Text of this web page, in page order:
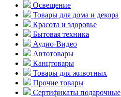
Освещение
Товары для дома и декора
Красота и здоровье
Бытовая техника
Аудио-Видео
Автотовары
Канцтовары
Товары для животных
Прочие товары
Сертификаты подарочные